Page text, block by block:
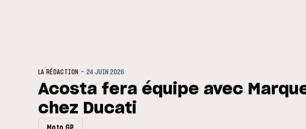
LA RÉDACTION -24 JUIN 2026
Acosta fera équipe avec
chez Ducati